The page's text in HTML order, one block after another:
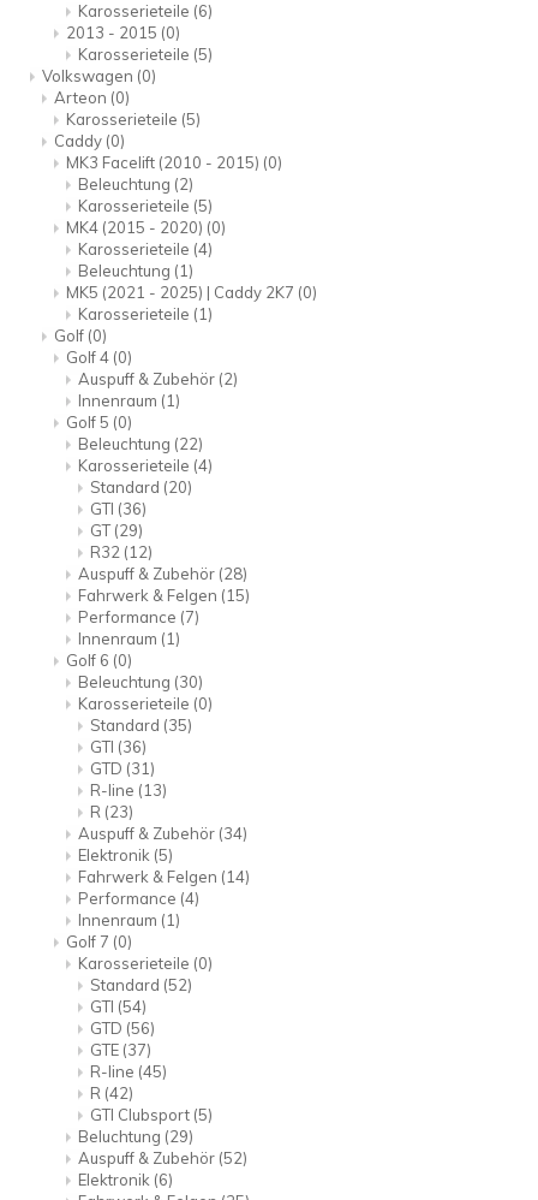
Karosserieteile (6)
2013 - 2015 (0)
Karosserieteile (5)
Volkswagen (0)
Arteon (0)
Karosserieteile (5)
Caddy (0)
MK3 Facelift (2010 - 2015) (0)
Beleuchtung (2)
Karosserieteile (5)
MK4 (2015 - 2020) (0)
Karosserieteile (4)
Beleuchtung (1)
MK5 (2021 - 2025) | Caddy 2K7 (0)
Karosserieteile (1)
Golf (0)
Golf 4 (0)
Auspuff & Zubehör (2)
Innenraum (1)
Golf 5 (0)
Beleuchtung (22)
Karosserieteile (4)
Standard (20)
GTI (36)
GT(29)
R32 (12)
Auspuff & Zubehör (28)
Fahrwerk & Felgen (15)
Performance (7)
Innenraum (1)
Golf 6 (0)
Beleuchtung (30)
Karosserieteile (0)
Standard (35)
GTI (36)
GTD (31)
R-line (13)
R (23)
Auspuff & Zubehör (34)
Elektronik (5)
Fahrwerk & Felgen (14)
Performance (4)
Innenraum (1)
Golf 7 (0)
Karosserieteile (0)
Standard (52)
GTI (54)
GTD (56)
GTE (37)
R-line (45)
R (42)
GTI Clubsport (5)
Beluchtung (29)
Auspuff & Zubehör (52)
Elektronik (6)